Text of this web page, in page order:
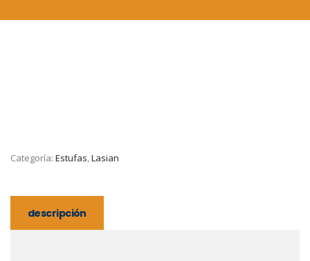
Categoría: Estufas,Lasian
descripción